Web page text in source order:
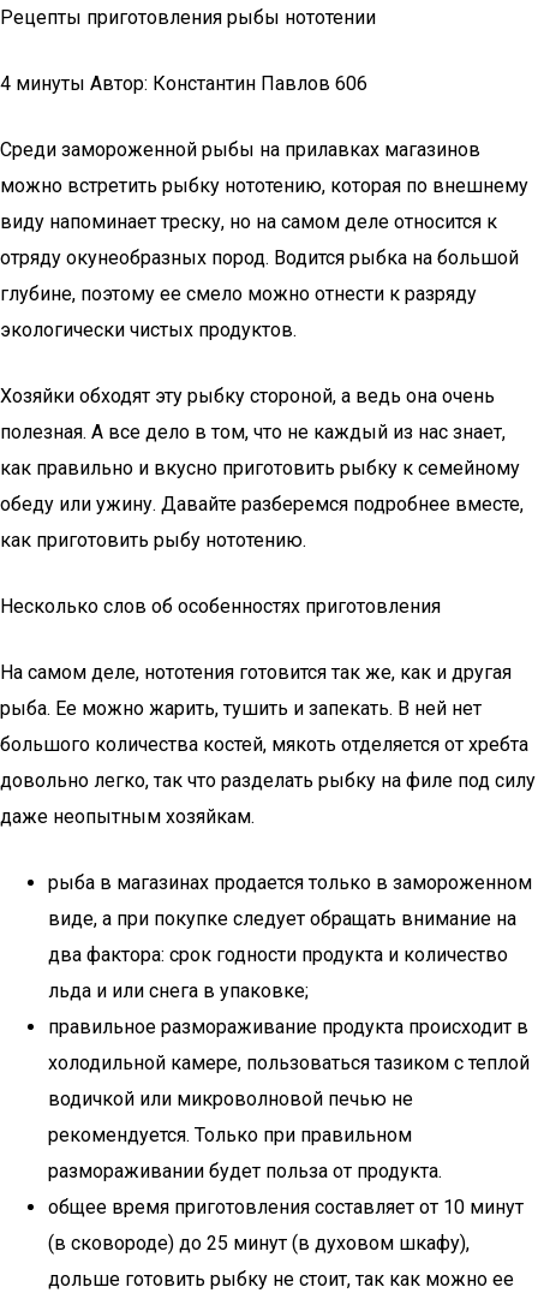
Рецепты приготовления рыбы нототении
4 минуты Автор: Константин Павлов 606
Среди замороженной рыбы на прилавках магазинов
можно встретить рыбку нототению, которая по внешнему
виду напоминает треску, но на самом деле относится к
отряду окунеобразных пород. Водится рыбка на большой
глубине, поэтому ее смело можно отнести к разряду
экологически чистых продуктов.
Хозяйки обходят эту рыбку стороной, а ведь она очень
полезная. А все дело в том, что не каждый из нас знает,
как правильно и вкусно приготовить рыбку к семейному
обеду или ужину. Давайте разберемся подробнее вместе,
как приготовить рыбу нототению.
Несколько слов об особенностях приготовления
На самом деле, нототения готовится так же, как и другая
рыба. Ее можно жарить, тушить и запекать. В ней нет
большого количества костей, мякоть отделяется от хребта
довольно легко, так что разделать рыбку на филе под силу
даже неопытным хозяйкам.
рыба в магазинах продается только в замороженном
виде, а при покупке следует обращать внимание на
два фактора: срок годности продукта и количество
льда и или снега в упаковке;
правильное размораживание продукта происходит в
холодильной камере, пользоваться тазиком с теплой
водичкой или микроволновой печью не
рекомендуется. Только при правильном
размораживании будет польза от продукта.
общее время приготовления составляет от 10 минут
(в сковороде) до 25 минут (в духовом шкафу),
дольше готовить рыбку не стоит, так как можно ее